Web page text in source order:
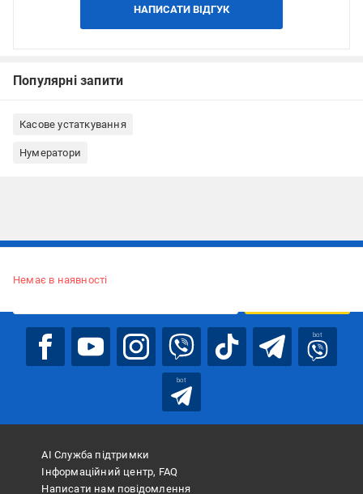
НАПИСАТИ ВІДГУК
Популярні запити
Касове устаткування
Нумератори
Немає в наявності
bot
bot
АІ Служба підтримки
Інформаційний центр, FAQ
Написати нам повідомлення